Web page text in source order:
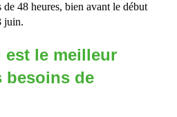
48 heures, bien avant le début
juin.
est le meilleur
besoins de